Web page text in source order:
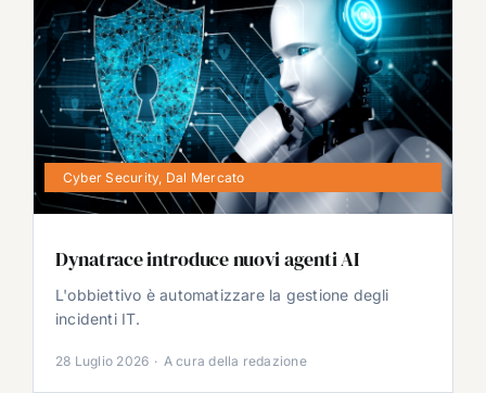
Cyber Security, Dal Mercato
Dynatrace introduce nuovi agenti AI
L'obbiettivo è automatizzare la gestione degli
incidenti IT.
28 Luglio 2026 · A cura della redazione